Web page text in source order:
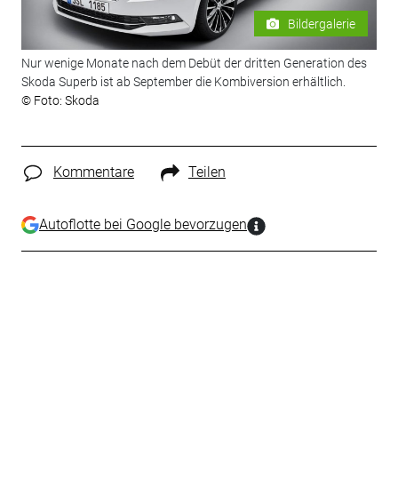
Bildergalerie
Nur wenige Monate nach dem Debüt der dritten Generation des
Skoda Superb ist ab September die Kombiversion erhältlich.
© Foto: Skoda
Kommentare Teilen
Autoflotte bei Google bevorzugen